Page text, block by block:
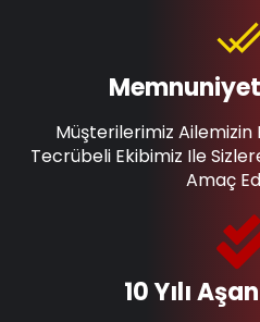
10 Yılı
Müşterilerimiz Ailemizin
Tecrübeli Ekibimiz Ile
Amaç